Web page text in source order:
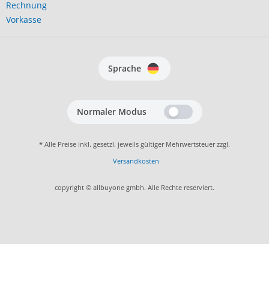
Rechnung
Vorkasse
Sprache
Normaler Modus
* Alle Preise inkl. gesetzl. jeweils gültiger Mehrwertsteuer zzgl.
Versandkosten
copyright © allbuyone gmbh. Alle Rechte reserviert.